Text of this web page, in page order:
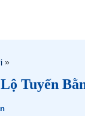
»
Tuyến